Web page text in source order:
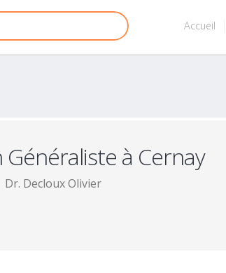
Accueil
à Cernay
Dr. Decloux Olivier